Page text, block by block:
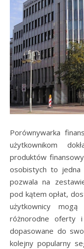
Porównywarka
użytkownikom
produktów
osobistych to jedna
pozwala na
pod kątem opłat,
użytkownicy
różnorodne oferty
dopasowane do
kolejny popularny